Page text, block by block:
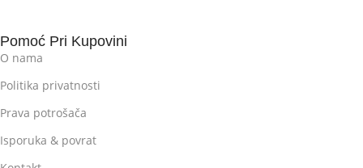
Pomoć Pri Kupovini
O nama
Politika privatnosti
Prava potrošača
Isporuka & povrat